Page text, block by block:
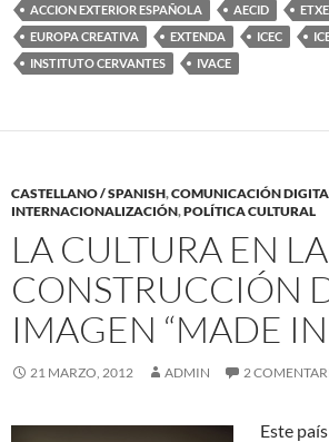
ACCION EXTERIOR ESPAÑOLA AECID
EUROPA CREATIVA
EXTENDA ICEC
INSTITUTO CERVANTES
IVACE
CASTELLANO / SPANISH,COMUNICACIÓN
INTERNACIONALIZACIÓN,POLÍTICA CULTURAL
LA CULTURA EN LA
CONSTRUCCIÓN
IMAGEN “MADE
21 MARZO, 2012 ADMIN 2
Este